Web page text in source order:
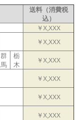
送料（消費税
込）
￥X,XXX
￥X,XXX
群
馬
栃
木
￥X,XXX
￥X,XXX
￥X,XXX
￥X,XXX